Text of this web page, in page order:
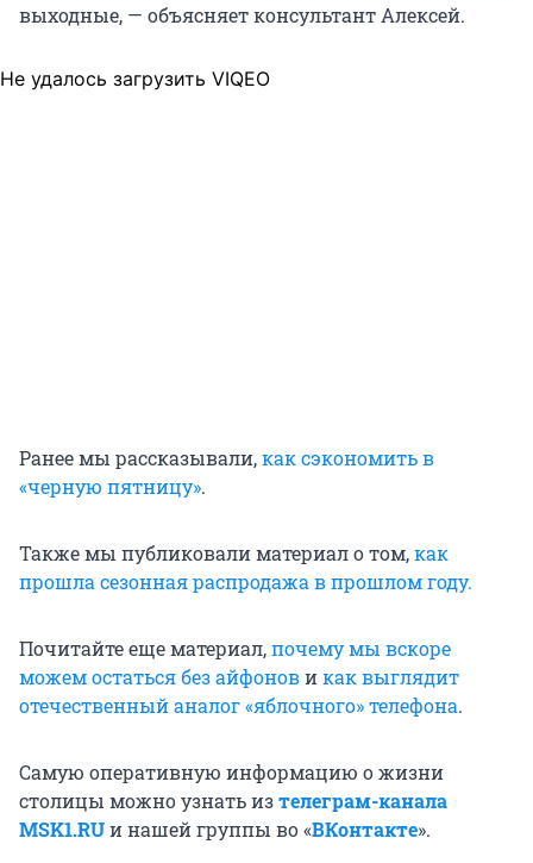
выходные, — объясняет консультант Алексей.
Не удалось загрузить VIQEO
Ранее мы рассказывали,как сэкономить в
«черную пятницу».
Также мы публиковали материал о том,как
прошла сезонная распродажа в прошлом году.
Почитайте еще материал,почему мы вскоре
можем остаться без айфоновикак выглядит
отечественный аналог «яблочного» телефона.
Самую оперативную информацию о жизни
столицы можно узнать изтелеграм-канала
MSK1.RUи нашей группы во «ВКонтакте».